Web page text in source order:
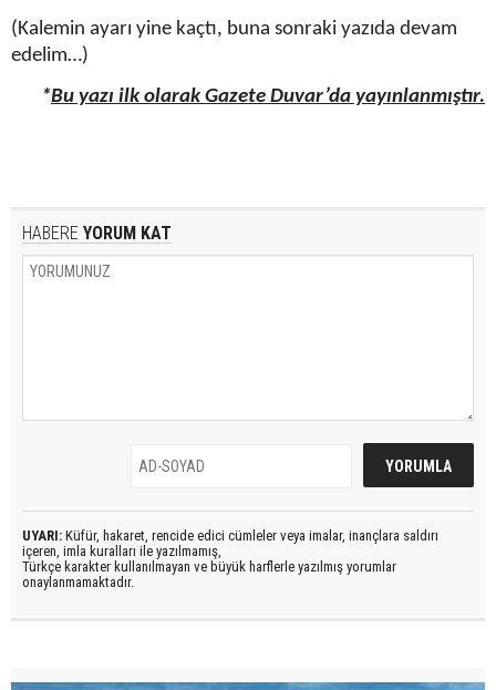
(Kalemin ayarı yine kaçtı, buna sonraki yazıda devam
edelim…)
*Bu yazı ilk olarak Gazete Duvar’da yayınlanmıştır.
HABERE YORUM KAT
UYARI: Küfür, hakaret, rencide edici cümleler veya imalar, inançlara saldırı
içeren, imla kuralları ile yazılmamış,
Türkçe karakter kullanılmayan ve büyük harflerle yazılmış yorumlar
onaylanmamaktadır.